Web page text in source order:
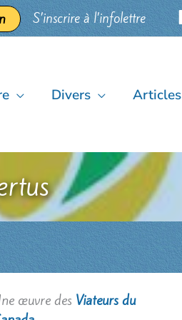
S’inscrire à l’infolettre
Divers Articles
œuvre des Viateurs du